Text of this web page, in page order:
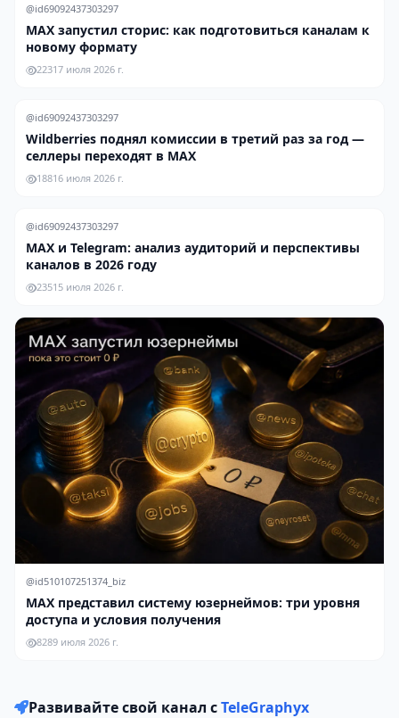
@id69092437303297
MAX запустил сторис: как подготовиться каналам к
новому формату
22317 июля 2026 г.
@id69092437303297
Wildberries поднял комиссии в третий раз за год —
селлеры переходят в MAX
18816 июля 2026 г.
@id69092437303297
MAX и Telegram: анализ аудиторий и перспективы
каналов в 2026 году
23515 июля 2026 г.
@id510107251374_biz
MAX представил систему юзернеймов: три уровня
доступа и условия получения
8289 июля 2026 г.
Развивайте свой канал сTeleGraphyx